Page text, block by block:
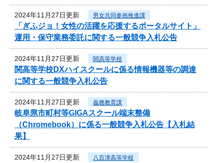
2024年11月27日更新 男女共同参画推進課
「ぎふジョ！女性の活躍を応援するポータルサイト」
運用・保守業務委託に関する一般競争入札公告
2024年11月27日更新 関高等学校
関高等学校DXハイスクールに係る情報機器等の調達
に関する一般競争入札公告
2024年11月27日更新 義務教育課
岐阜県市町村等GIGAスクール端末整備
（Chromebook）に係る一般競争入札公告【入札結
果】
2024年11月27日更新 八百津高等学校